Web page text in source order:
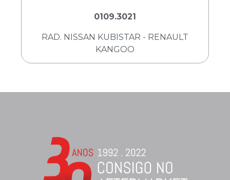
0109.3021
RAD. NISSAN KUBISTAR - RENAULT
KANGOO